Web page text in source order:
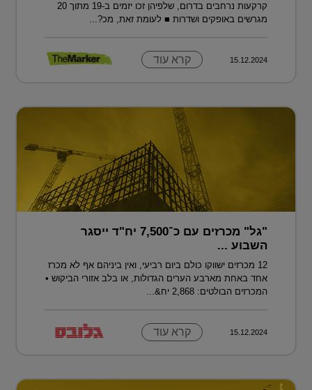
קרקעות נרחבים בדרום, שלפיהן זכו יזמים ב-19 מתוך 20
מגרשים באופקים ושדרות ■ לעומת זאת, מכ?...
15.12.2024 קרא עוד
"גל" מכרזים עם כ־7,500 יח"ד ייסגר
השבוע ...
12 מכרזים ישווקו כולם ביום רביעי, ואין ביניהם אף לא מכרז
אחד באחת מארבע הערים הגדולות, או בלב אזורי הביקוש •
המכרזים הבולטים: 2,868 יח&...
15.12.2024 קרא עוד